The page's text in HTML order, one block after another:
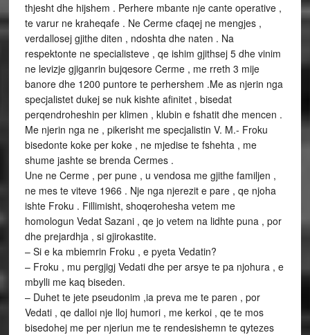
thjesht dhe hijshem . Perhere mbante nje cante operative ,
te varur ne kraheqafe . Ne Cerme cfaqej ne mengjes ,
verdallosej gjithe diten , ndoshta dhe naten . Na
respektonte ne specialisteve , qe ishim gjithsej 5 dhe vinim
ne levizje gjiganrin bujqesore Cerme , me rreth 3 mije
banore dhe 1200 puntore te perhershem .Me as njerin nga
specjalistet dukej se nuk kishte afinitet , bisedat
perqendroheshin per klimen , klubin e fshatit dhe mencen .
Me njerin nga ne , pikerisht me specjalistin V. M.- Froku
bisedonte koke per koke , ne mjedise te fshehta , me
shume jashte se brenda Cermes .
Une ne Cerme , per pune , u vendosa me gjithe familjen ,
ne mes te viteve 1966 . Nje nga njerezit e pare , qe njoha
ishte Froku . Fillimisht, shoqerohesha vetem me
homologun Vedat Sazani , qe jo vetem na lidhte puna , por
dhe prejardhja , si gjirokastite.
– Si e ka mbiemrin Froku , e pyeta Vedatin?
– Froku , mu pergjigj Vedati dhe per arsye te pa njohura , e
mbylli me kaq biseden.
– Duhet te jete pseudonim ,ia preva me te paren , por
Vedati , qe dalloi nje lloj humori , me kerkoi , qe te mos
bisedohej me per njeriun me te rendesishemn te qytezes